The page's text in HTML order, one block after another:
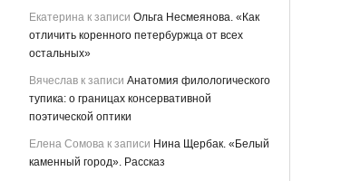
Екатеринак записи Ольга Несмеянова. «Как
отличить коренного петербуржца от всех
остальных»
Вячеславк записи Анатомия филологического
тупика: о границах консервативной
поэтической оптики
Елена Сомовак записи Нина Щербак. «Белый
каменный город». Рассказ